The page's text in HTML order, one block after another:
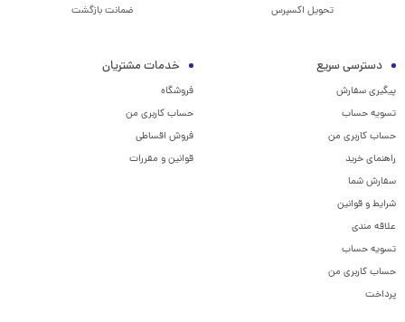
تحویل اکسپرس ضمانت بازگشت
دسترسی سریع
پیگیری سفارش
تسویه حساب
حساب کاربری من
راهنمای خرید
سفارش شما
شرایط و قوانین
علاقه مندی
تسویه حساب
حساب کاربری من
پرداخت
خدمات مشتریان
فروشگاه
حساب کاربری من
فروش اقساطی
قوانین و مقررات